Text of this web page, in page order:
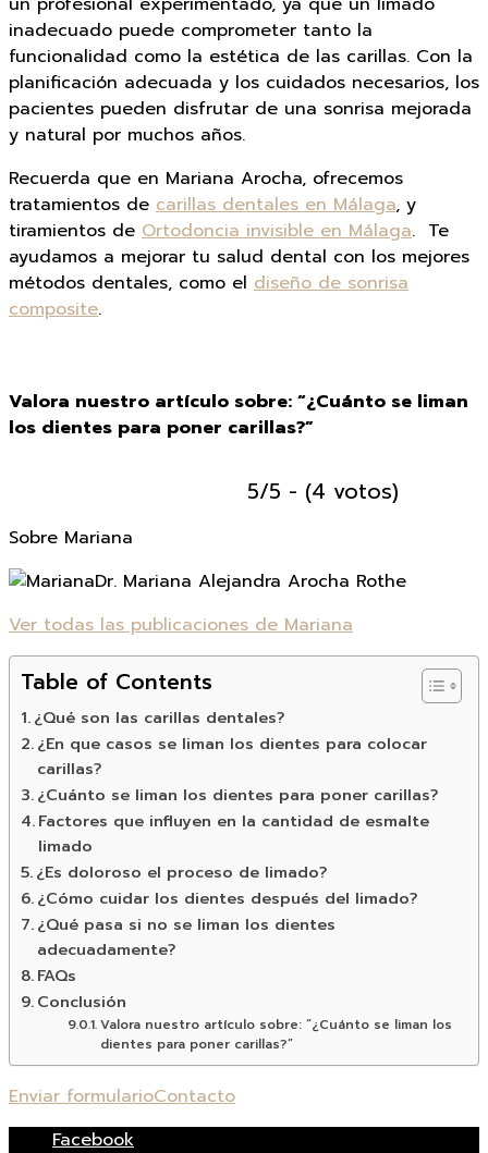
inadecuado puede comprometer tanto la
funcionalidad como la estética de las carillas. Con la
planificación adecuada y los cuidados necesarios, los
pacientes pueden disfrutar de una sonrisa mejorada
y natural por muchos años.
Recuerda que en Mariana Arocha, ofrecemos
tratamientos de carillas dentales en Málaga, y
tiramientos de Ortodoncia invisible en Málaga. Te
ayudamos a mejorar tu salud dental con los mejores
métodos dentales, como el diseño de sonrisa
composite.
Valora nuestro artículo sobre: “¿Cuánto se liman
los dientes para poner carillas?”
5/5 - (4 votos)
Sobre Mariana
Dr. Mariana Alejandra Arocha Rothe
Ver todas las publicaciones de Mariana
Table of Contents
¿Qué son las carillas dentales?
¿En que casos se liman los dientes para colocar
carillas?
¿Cuánto se liman los dientes para poner carillas?
Factores que influyen en la cantidad de esmalte
limado
¿Es doloroso el proceso de limado?
¿Cómo cuidar los dientes después del limado?
¿Qué pasa si no se liman los dientes
adecuadamente?
FAQs
Conclusión
Valora nuestro artículo sobre: “¿Cuánto se liman los
dientes para poner carillas?”
Enviar formularioContacto
Facebook